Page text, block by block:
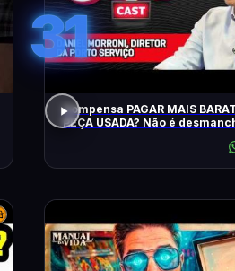
31
Compensa PAGAR MAIS
PEÇA USADA? Não é